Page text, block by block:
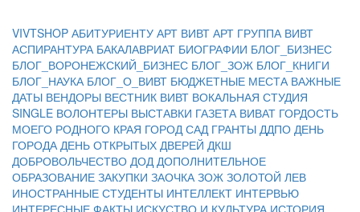
VIVTSHOP АБИТУРИЕНТУ АРТ ВИВТ АРТ ГРУППА ВИВТ
АСПИРАНТУРА БАКАЛАВРИАТ БИОГРАФИИ БЛОГ_БИЗНЕС
БЛОГ_ВОРОНЕЖСКИЙ_БИЗНЕС БЛОГ_ЗОЖ БЛОГ_КНИГИ
БЛОГ_НАУКА БЛОГ_О_ВИВТ БЮДЖЕТНЫЕ МЕСТА ВАЖНЫЕ
ДАТЫ ВЕНДОРЫ ВЕСТНИК ВИВТ ВОКАЛЬНАЯ СТУДИЯ
SINGLE ВОЛОНТЕРЫ ВЫСТАВКИ ГАЗЕТА ВИВАТ ГОРДОСТЬ
МОЕГО РОДНОГО КРАЯ ГОРОД САД ГРАНТЫ ДДПО ДЕНЬ
ГОРОДА ДЕНЬ ОТКРЫТЫХ ДВЕРЕЙ ДКШ
ДОБРОВОЛЬЧЕСТВО ДОД ДОПОЛНИТЕЛЬНОЕ
ОБРАЗОВАНИЕ ЗАКУПКИ ЗАОЧКА ЗОЖ ЗОЛОТОЙ ЛЕВ
ИНОСТРАННЫЕ СТУДЕНТЫ ИНТЕЛЛЕКТ ИНТЕРВЬЮ
ИНТЕРЕСНЫЕ ФАКТЫ ИСКУСТВО И КУЛЬТУРА ИСТОРИЯ